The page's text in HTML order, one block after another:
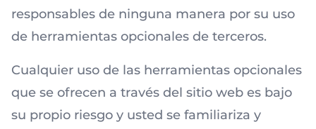
responsables de ninguna manera por su uso
de herramientas opcionales de terceros.
Cualquier uso de las herramientas opcionales
que se ofrecen a través del sitio web es bajo
su propio riesgo y usted se familiariza y